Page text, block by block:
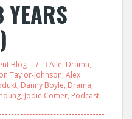
YEARS
Blog Alle, Drama,
Taylor-Johnson, Alex
, Danny Boyle, Drama,
, Jodie Comer, Podcast,